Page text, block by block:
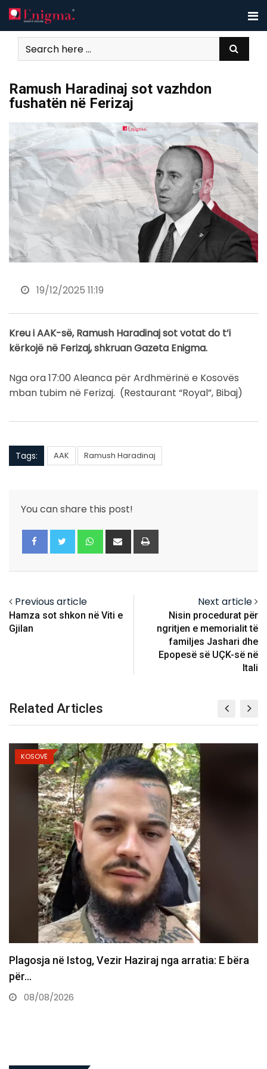
Skip
to
content
Ramush Haradinaj sot vazhdon
fushatën në Ferizaj
19/12/2025 11:19
Kreu i AAK-së, Ramush Haradinaj sot votat do t’i
kërkojë në Ferizaj, shkruan Gazeta Enigma.
Nga ora 17:00 Aleanca për Ardhmërinë e Kosovës
mban tubim në Ferizaj. (Restaurant “Royal”, Bibaj)
Tags: AAK Ramush Haradinaj
You can share this post!
Whatsapp
Share
via
Previous article
Hamza sot shkon në Viti e
Gjilan
Next article
Nisin procedurat për
ngritjen e memorialit të
familjes Jashari dhe
Epopesë së UÇK-së në
Itali
Related Articles
KOSOVË
Plagosja në Istog, Vezir Haziraj nga arratia: E bëra
për…
08/08/2026